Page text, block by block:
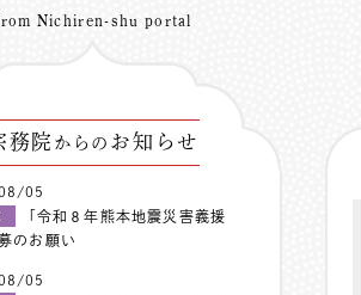
Nichiren-shu portal
務院 からの お知らせ
05
「令和８年熊本地震災害義援
のお願い
05